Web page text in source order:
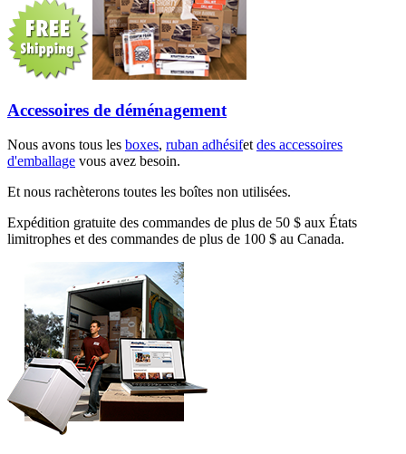
Accessoires de déménagement
Nous avons tous les boxes, ruban adhésifetdes accessoires
d'emballage vous avez besoin.
Et nous rachèterons toutes les boîtes non utilisées.
Expédition gratuite des commandes de plus de 50 $ aux États
limitrophes et des commandes de plus de 100 $ au Canada.